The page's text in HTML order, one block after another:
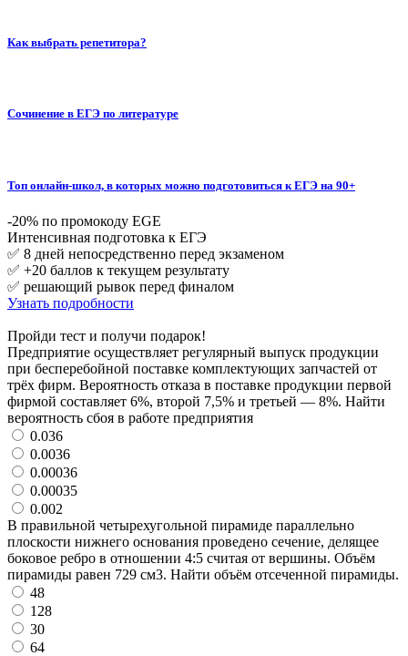
Как выбрать репетитора?
Сочинение в ЕГЭ по литературе
Топ онлайн-школ, в которых можно подготовиться к ЕГЭ на 90+
-20% по промокоду EGE
Интенсивная подготовка к ЕГЭ
✅ 8 дней непосредственно перед экзаменом
✅ +20 баллов к текущем результату
✅ решающий рывок перед финалом
Узнать подробности
Пройди тест и получи подарок!
Предприятие осуществляет регулярный выпуск продукции
при бесперебойной поставке комплектующих запчастей от
трёх фирм. Вероятность отказа в поставке продукции первой
фирмой составляет 6%, второй 7,5% и третьей — 8%. Найти
вероятность сбоя в работе предприятия
0.036
0.0036
0.00036
0.00035
0.002
В правильной четырехугольной пирамиде параллельно
плоскости нижнего основания проведено сечение, делящее
боковое ребро в отношении 4:5 считая от вершины. Объём
пирамиды равен 729 см3. Найти объём отсеченной пирамиды.
48
128
30
64